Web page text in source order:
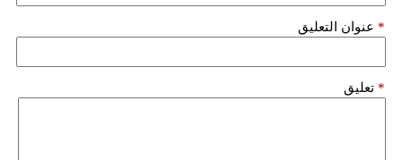
عنوان التعليق *
تعليق *